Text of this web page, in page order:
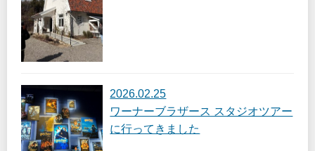
2026.02.25
ワーナーブラザース スタジオツアー
に行ってきました